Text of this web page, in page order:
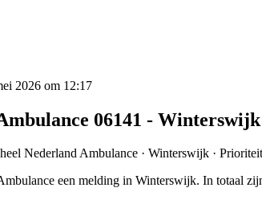
2026 om 12:17
06141 -
Nederland Ambulance · Winterswijk ·
een melding in Winterswijk. In totaal